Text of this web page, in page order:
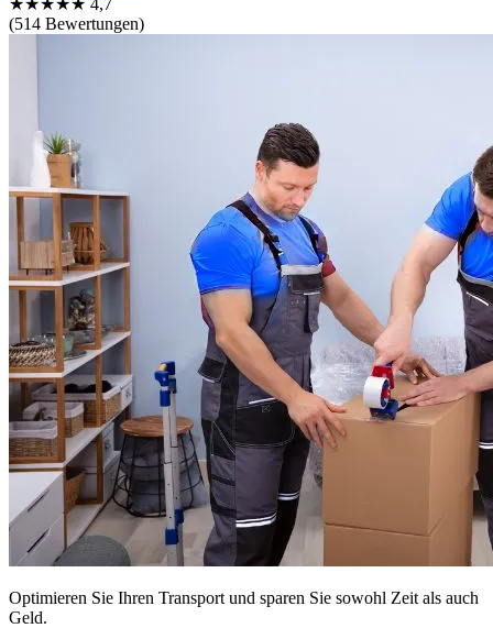
(514 Bewertungen)
Optimieren Sie Ihren Transport und sparen Sie sowohl Zeit als auch
Geld.